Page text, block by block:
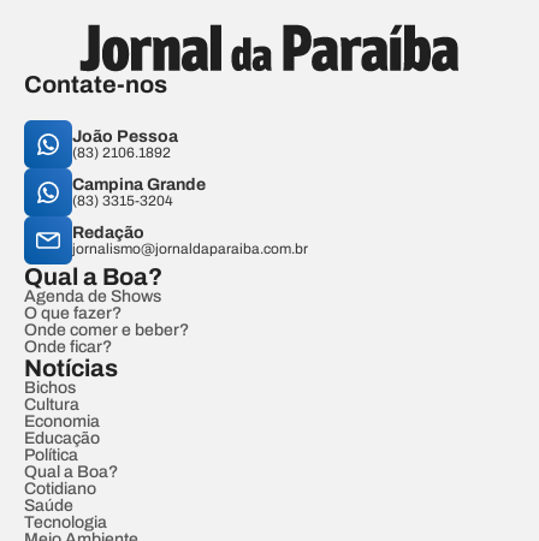
Contate-nos
João Pessoa
(83) 2106.1892
Campina Grande
(83) 3315-3204
Redação
jornalismo@jornaldaparaiba.com.br
Qual a Boa?
Agenda de Shows
O que fazer?
Onde comer e beber?
Onde ficar?
Notícias
Bichos
Cultura
Economia
Educação
Política
Qual a Boa?
Cotidiano
Saúde
Tecnologia